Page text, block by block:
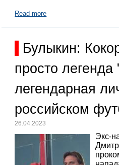
Read more
Булыкин:
просто
легендарная
российском
26.04.2023
Экс-